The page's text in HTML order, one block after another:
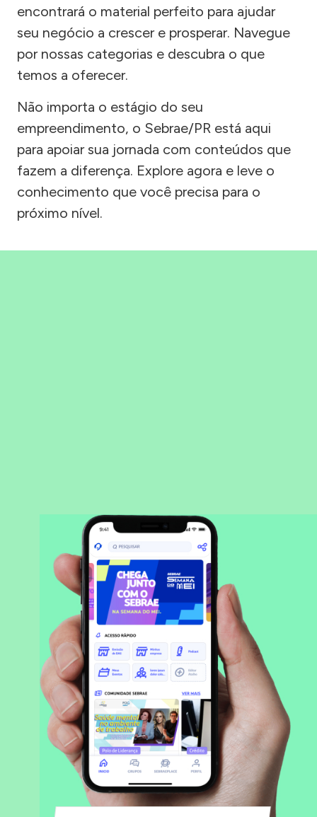
encontrará o material perfeito para ajudar
seu negócio a crescer e prosperar. Navegue
por nossas categorias e descubra o que
temos a oferecer.
Não importa o estágio do seu
empreendimento, o Sebrae/PR está aqui
para apoiar sua jornada com conteúdos que
fazem a diferença. Explore agora e leve o
conhecimento que você precisa para o
próximo nível.